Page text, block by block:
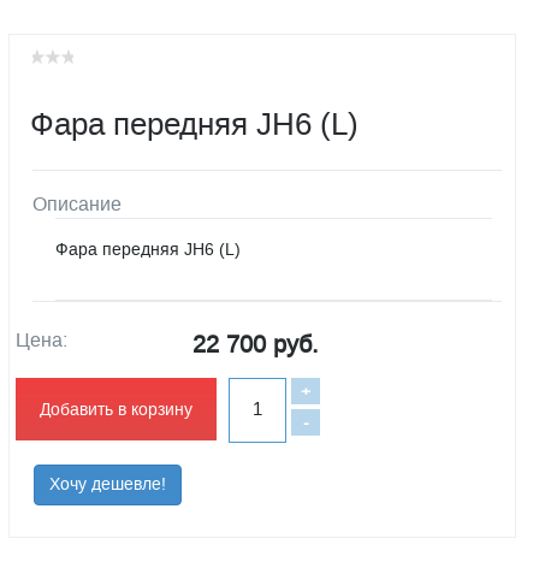
Фара передняя JН6 (L)
Описание
Фара передняя JН6 (L)
Цена: 22 700 руб.
Добавить в корзину
-
+
Хочу дешевле!